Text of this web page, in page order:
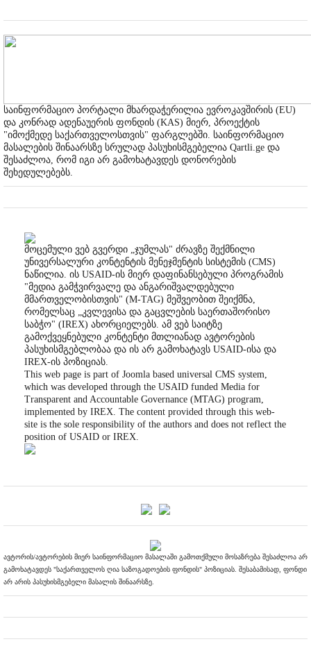
საინფორმაციო პორტალი მხარდაჭერილია ევროკავშირის (EU)
და კონრად ადენაუერის ფონდის (KAS) მიერ, პროექტის
"იმოქმედე საქართველოსთვის" ფარგლებში. საინფორმაციო
მასალების შინაარსზე სრულად პასუხისმგებელია Qartli.ge და
შესაძლოა, რომ იგი არ გამოხატავდეს დონორების
შეხედულებებს.
მოცემული ვებ გვერდი „ჯუმლას" ძრავზე შექმნილი
უნივერსალური კონტენტის მენეჯმენტის სისტემის (CMS)
ნაწილია. ის USAID-ის მიერ დაფინანსებული პროგრამის
"მედია გამჭვირვალე და ანგარიშვალდებული
მმართველობისთვის" (M-TAG) მეშვეობით შეიქმნა,
რომელსაც „კვლევისა და გაცვლების საერთაშორისო
საბჭო" (IREX) ახორციელებს. ამ ვებ საიტზე
გამოქვეყნებული კონტენტი მთლიანად ავტორების
პასუხისმგებლობაა და ის არ გამოხატავს USAID-ისა და
IREX-ის პოზიციას.
This web page is part of Joomla based universal CMS system,
which was developed through the USAID funded Media for
Transparent and Accountable Governance (MTAG) program,
implemented by IREX. The content provided through this web-
site is the sole responsibility of the authors and does not reflect the
position of USAID or IREX.
ავტორის/ავტორების მიერ საინფორმაციო მასალაში გამოთქმული მოსაზრება შესაძლოა არ
გამოხატავდეს "საქართველოს ღია საზოგადოების ფონდის" პოზიციას. შესაბამისად, ფონდი
არ არის პასუხისმგებელი მასალის შინაარსზე.